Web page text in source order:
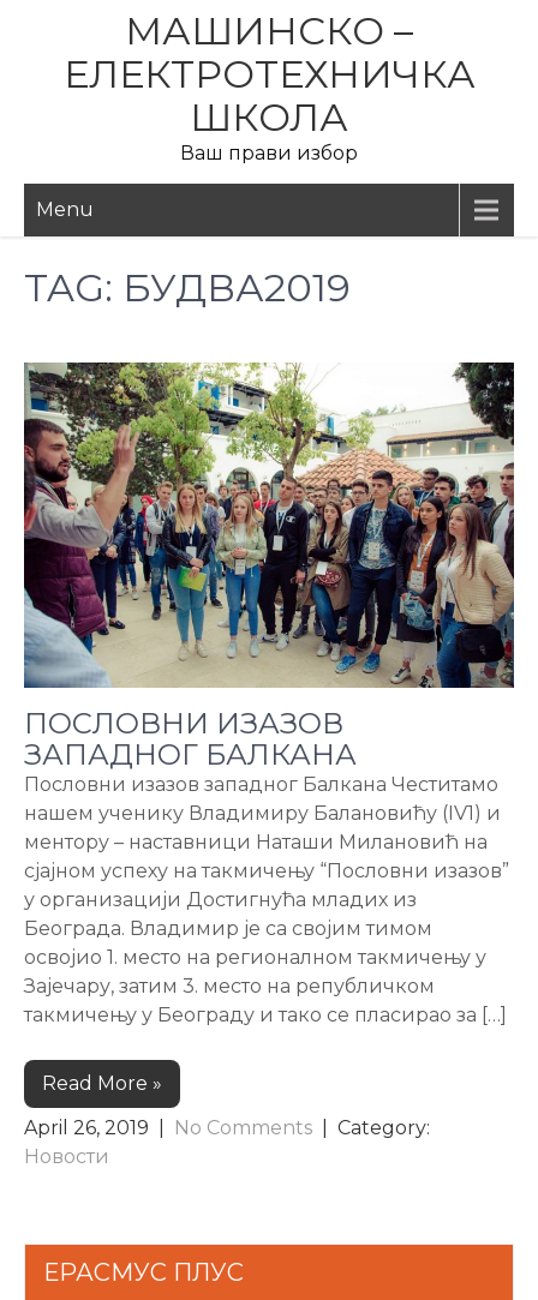
content
МАШИНСКО –
ЕЛЕКТРОТЕХНИЧКА
ШКОЛА
Ваш прави избор
Menu
TAG: БУДВА2019
ПОСЛОВНИ ИЗАЗОВ
ЗАПАДНОГ БАЛКАНА
Пословни изазов западног Балкана Честитамо
нашем ученику Владимиру Балановићу (IV1) и
ментору – наставници Наташи Милановић на
сјајном успеху на такмичењу “Пословни изазов”
у организацији Достигнућа младих из
Београда. Владимир је са својим тимом
освојио 1. место на регионалном такмичењу у
Зајечару, затим 3. место на републичком
такмичењу у Београду и тако се пласирао за […]
Read More »
April 26, 2019
No Comments
| Category:
Новости
ЕРАСМУС ПЛУС